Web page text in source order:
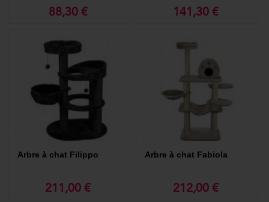
Essayer autant que possible de le placer dans un endroit calme d'où
votre chat pourra observer le plus de choses. Ce sera sa « tour
d’observation » ! Et si vous le pouvez, choisissez un emplacement
proche d'une fenêtre ! Les chats adorent regarder ce qu'il se passe à
l'extérieur et peuvent y passer des heures.
Pensez aussi à faire plaisir à votre compagnon tout en prenant soin de
compléments alimentaires et les friandises pour chat
disponibles sur notre site.
Pour en savoir plus : Pourquoi en acheter et comment le choisir ?
88,30 € 141,30 €
Arbre à chat Filippo
211,00 €
Arbre à chat Fabiola
212,00 €